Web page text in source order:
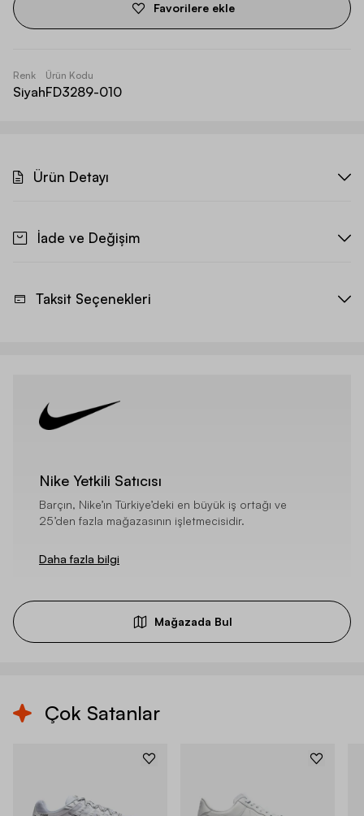
Favorilere ekle
Renk
Siyah
Ürün Kodu
FD3289-010
Ürün Detayı
İade ve Değişim
Taksit Seçenekleri
Nike Yetkili Satıcısı
Barçın, Nike’ın Türkiye’deki en büyük iş ortağı ve
25’den fazla mağazasının işletmecisidir.
Daha fazla bilgi
Mağazada Bul
Çok Satanlar